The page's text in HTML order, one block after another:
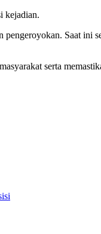
kejadian.
Saat ini
serta